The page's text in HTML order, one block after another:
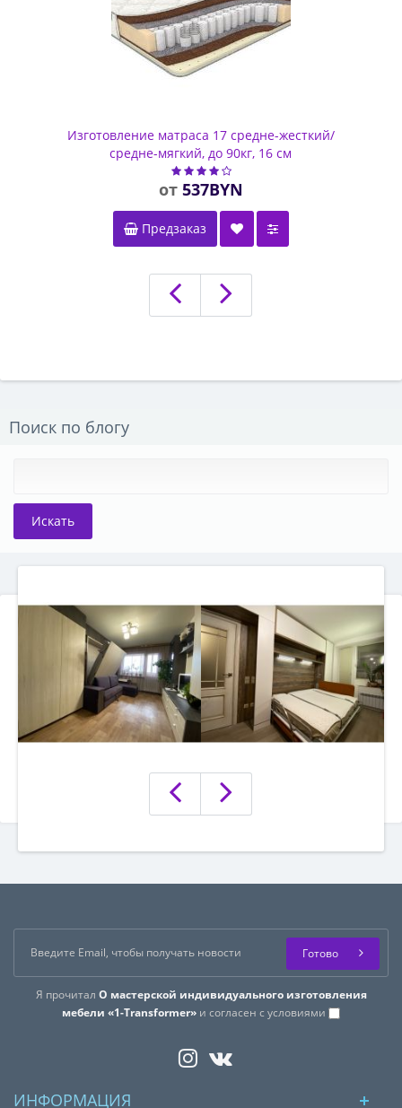
Изготовление матраса 17 средне-жесткий/
средне-мягкий, до 90кг, 16 см
537BYN
Предзаказ
Поиск по блогу
Я прочитал О мастерской индивидуального изготовления
мебели «1-Transformer» и согласен с условиями
Готово
ИНФОРМАЦИЯ